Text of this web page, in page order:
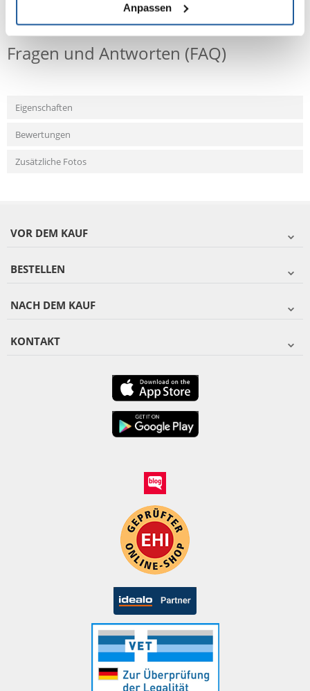
Anpassen
Fragen und Antworten (FAQ)
Eigenschaften
Bewertungen
Zusätzliche Fotos
VOR DEM KAUF
BESTELLEN
NACH DEM KAUF
KONTAKT